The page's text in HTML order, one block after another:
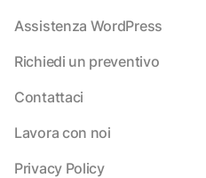
Assistenza WordPress
Richiedi un preventivo
Contattaci
Lavora con noi
Privacy Policy